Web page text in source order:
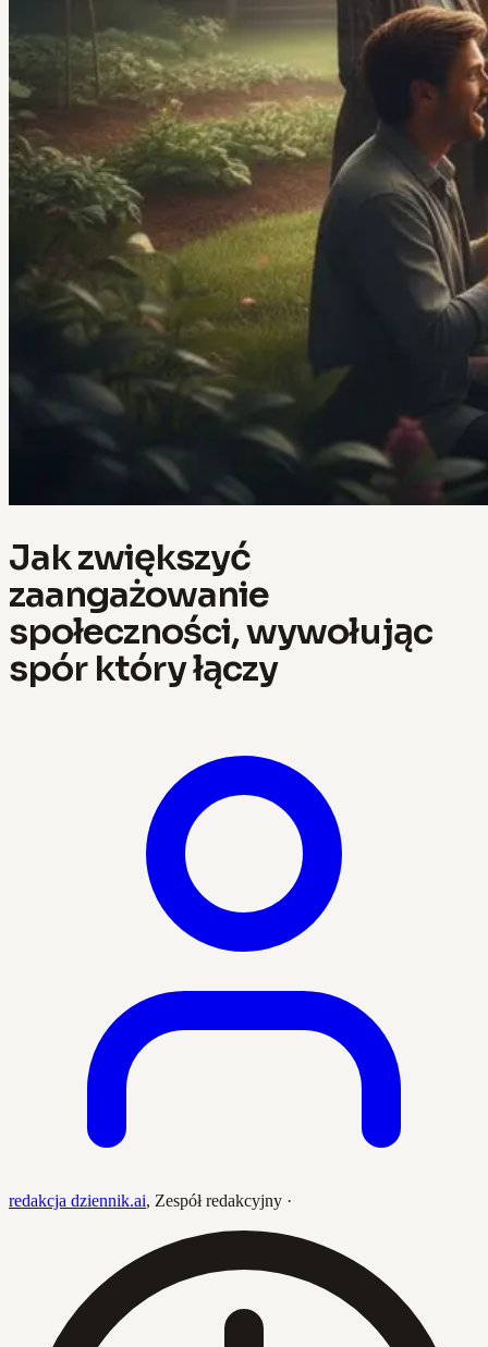
Jak zwiększyć
zaangażowanie
społeczności, wywołując
spór który łączy
redakcja dziennik.ai, Zespół redakcyjny ·